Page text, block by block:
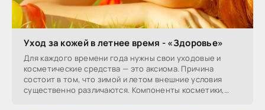
Уход за кожей в летнее время - «Здоровье»
Для каждого времени года нужны свои уходовые и
косметические средства — это аксиома. Причина
состоит в том, что зимой и летом внешние условия
существенно различаются. Компоненты косметики,